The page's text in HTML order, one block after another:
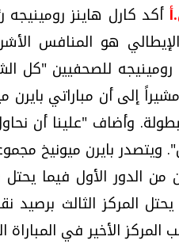
أكد كارل هاينز
هو المنافس
رومينيجه للصحفيين "كل
إلى أن مباراتي
البطولة. وأضاف "علينا أن
ويتصدر بايرن ميونيخ
من الدور الأول فيما
المركز الثالث
الأخير في المباراة
فيديو.. الإعلام
وتحديات هائلة
الخميس، 30 يوليو 2026 01:09 م
تحدث وكيف